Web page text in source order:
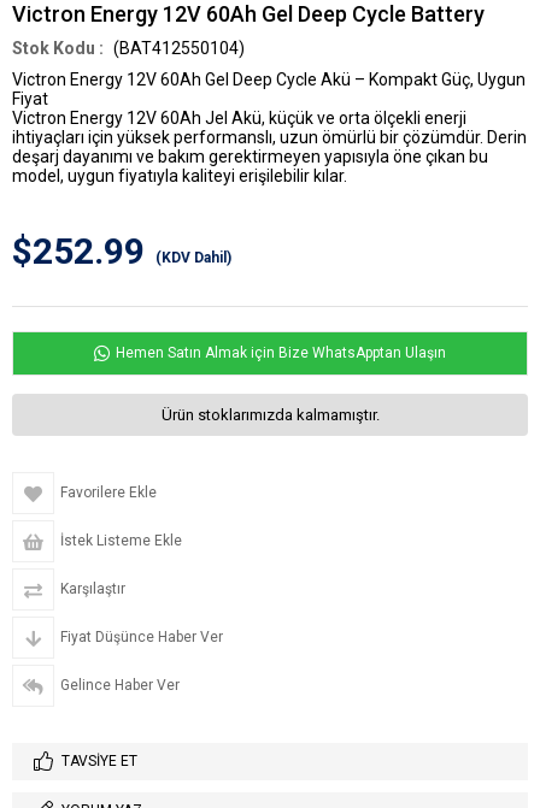
Victron Energy 12V 60Ah Gel Deep Cycle Battery
(BAT412550104)
Victron Energy 12V 60Ah Gel Deep Cycle Akü – Kompakt Güç, Uygun
Fiyat
Victron Energy 12V 60Ah Jel Akü, küçük ve orta ölçekli enerji
ihtiyaçları için yüksek performanslı, uzun ömürlü bir çözümdür. Derin
deşarj dayanımı ve bakım gerektirmeyen yapısıyla öne çıkan bu
model, uygun fiyatıyla kaliteyi erişilebilir kılar.
$252.99 (KDV Dahil)
Hemen Satın Almak için Bize WhatsApptan Ulaşın
Ürün stoklarımızda kalmamıştır.
Favorilere Ekle
İstek Listeme Ekle
Karşılaştır
Fiyat Düşünce Haber Ver
Gelince Haber Ver
TAVSIYE ET